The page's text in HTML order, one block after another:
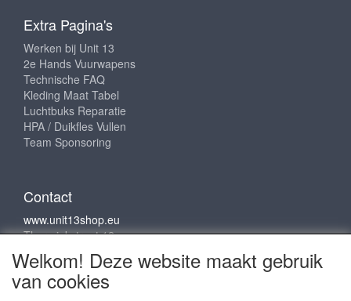
Extra Pagina's
Werken bij Unit 13
2e Hands Vuurwapens
Technische FAQ
Kleding Maat Tabel
Luchtbuks Reparatie
HPA / Duikfles Vullen
Team Sponsoring
Contact
www.unit13shop.eu
Thermiekstraat 12
6361 HB Nuth
info@unit13shop.eu
Welkom! Deze website maakt gebruik
van cookies